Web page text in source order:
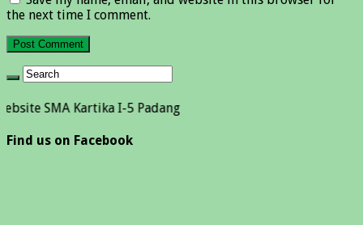
the next time I comment.
Kartika I-5 Padang
Find us on Facebook